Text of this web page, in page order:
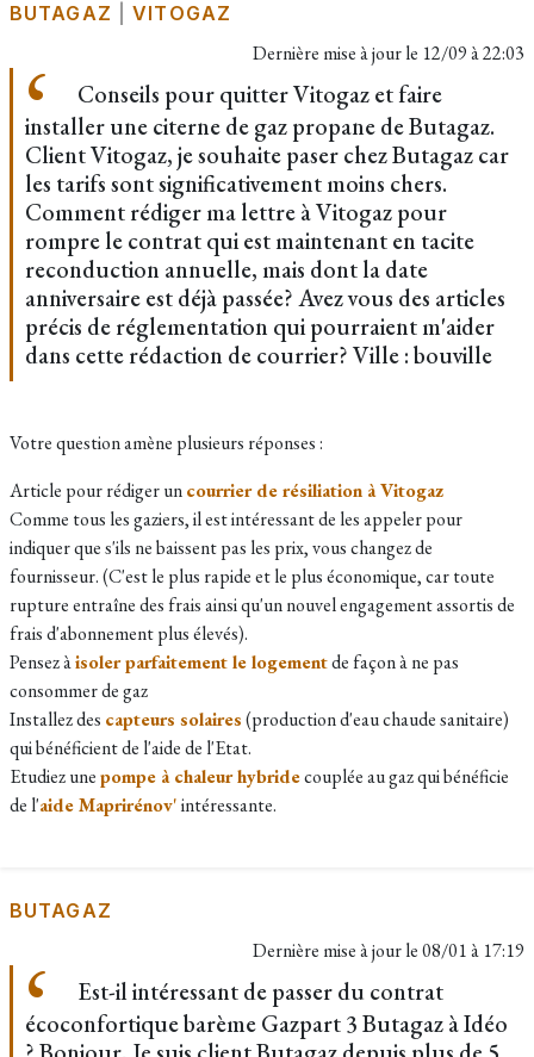
BUTAGAZ |VITOGAZ
Dernière mise à jour le 12/09 à 22:03
Conseils pour quitter Vitogaz et faire
installer une citerne de gaz propane de Butagaz.
Client Vitogaz, je souhaite paser chez Butagaz car
les tarifs sont significativement moins chers.
Comment rédiger ma lettre à Vitogaz pour
rompre le contrat qui est maintenant en tacite
reconduction annuelle, mais dont la date
anniversaire est déjà passée? Avez vous des articles
précis de réglementation qui pourraient m'aider
dans cette rédaction de courrier? Ville : bouville
Votre question amène plusieurs réponses :
Article pour rédiger uncourrier de résiliation à Vitogaz
Comme tous les gaziers, il est intéressant de les appeler pour
indiquer que s'ils ne baissent pas les prix, vous changez de
fournisseur. (C'est le plus rapide et le plus économique, car toute
rupture entraîne des frais ainsi qu'un nouvel engagement assortis de
frais d'abonnement plus élevés).
Pensez àisoler parfaitement le logementde façon à ne pas
consommer de gaz
Installez des capteurs solaires(production d'eau chaude sanitaire)
qui bénéficient de l'aide de l'Etat.
Etudiez unepompe à chaleur hybridecouplée au gaz qui bénéficie
de l'aide Maprirénov'intéressante.
BUTAGAZ
Dernière mise à jour le08/01 à 17:19
Est-il intéressant de passer du contrat
écoconfortique barème Gazpart 3 Butagaz à Idéo